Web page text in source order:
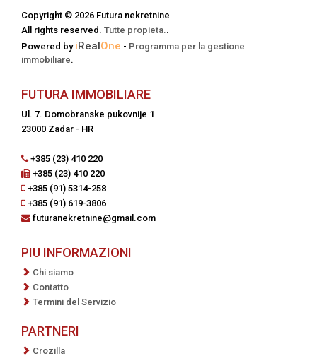
Copyright © 2026 Futura nekretnine
All rights reserved. Tutte propieta. .
Powered by iRealOne - Programma per la gestione
immobiliare.
FUTURA IMMOBILIARE
Ul. 7. Domobranske pukovnije 1
23000 Zadar - HR
+385 (23) 410 220
+385 (23) 410 220
+385 (91) 5314-258
+385 (91) 619-3806
futuranekretnine@gmail.com
PIU INFORMAZIONI
Chi siamo
Contatto
Termini del Servizio
PARTNERI
Crozilla